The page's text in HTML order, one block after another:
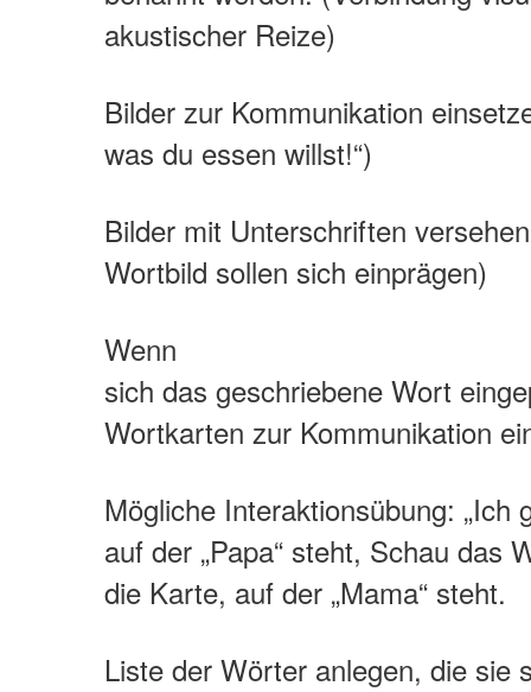
akustischer Reize)
Bilder zur Kommunikation
was du essen willst!“)
Bilder mit Unterschriften
Wortbild sollen sich einprägen)
Wenn
sich das geschriebene Wort
Wortkarten zur Kommunikation
Mögliche Interaktionsübung: „Ich
auf der „Papa“ steht, Schau das
die Karte, auf der „Mama“ steht.
Liste der Wörter anlegen, die sie